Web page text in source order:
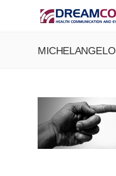
MICHELANGELO